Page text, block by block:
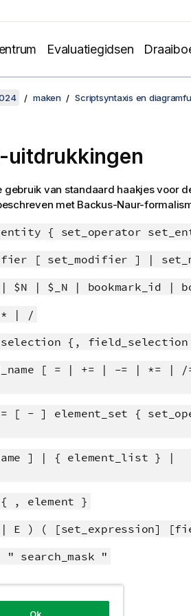
Evaluatiegidsen
maken
Scriptsyntaxis en
uitdrukkingen
van standaard haakjes voor
met Backus-Naur-
{ set_operator
[ set_modifier ] |
| $_N | bookmark_id |
* | /
{,
[ = | += | –= | *= | /
[ - ] element_set {
] | { element_list } |
, element }
E ) ( [set_expression]
search_mask "